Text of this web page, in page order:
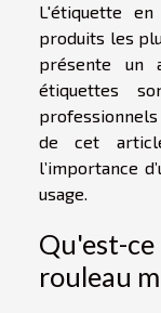
L'étiquette
produits les
présente un
étiquettes
de cet
l’importance
usage.
Qu'est-
rouleau